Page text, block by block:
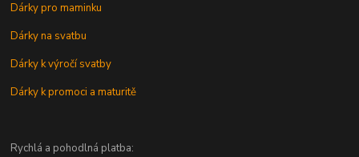
Dárky pro maminku
Dárky na svatbu
Dárky k výročí svatby
Dárky k promoci a maturitě
Rychlá a pohodlná platba: